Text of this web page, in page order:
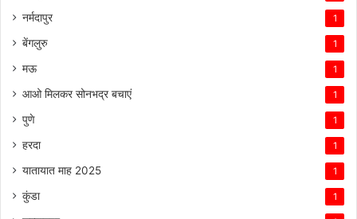
नर्मदापुर 1
बेंगलुरु 1
मऊ 1
आओ मिलकर सोनभद्र बचाएं 1
पुणे 1
हरदा 1
यातायात माह 2025 1
कुंडा 1